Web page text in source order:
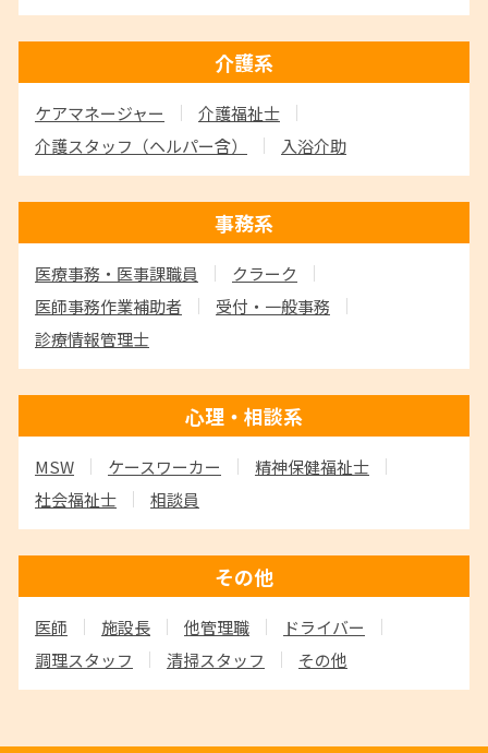
介護系
ケアマネージャー
介護福祉士
介護スタッフ （ヘルパー含） 入浴介助
事務系
医療事務・医事課職員
クラーク
医師事務作業補助者
受付・一般事務
診療情報管理士
心理・相談系
MSW ケースワーカー
精神保健福祉士
社会福祉士
相談員
その他
医師 施設長 他管理職
ドライバー
調理スタッフ
清掃スタッフ その他